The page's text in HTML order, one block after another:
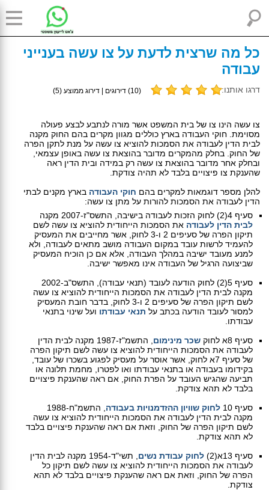
כל מה שרצית לדעת על צו עשה בענייני
עבודה
דרגו אותנו: (
10) דירוגים | דירוג ממוצע (5
)
צו עשה הינו צו של בית המשפט אשר מורה לנתבע לבצע פעולה
מסוימת. חוקי העבודה בארץ כוללים מגוון מקרים בהם החוק מקנה
לבית הדין לעבודה את הסמכות להוציא צו עשה על מנת לתקן הפרה
של החוק. בחלק מהמקרים מדובר בהוצאת צו עשה באופן עצמאי,
ובחלק אחר מדובר בהוצאת צו עשה רק במידה ובית הדין ראה
שהענקת צו פיצויים בלבד לא תהיה צודקת.
להלן מספר דוגמאות למקרים בהם חוקי העבודה בארץ מקנים לבתי
הדין לעבודה את הסמכות להורות על מתן צו עשה:
סעיף 4(2) לחוק הזכות לעבודה בישיבה, התשס"ז-2007 מקנה
לבית הדין לעבודה את הסמכות הייחודית להוציא צו עשה לשם
תיקון הפרה של סעיפים 2 ו-3 לחוק, אשר מחייבים את המעסיק
להעמיד לרשות עובד במקום העבודה מושב מתאים לעבודה, ולא
למנע מעובד ישיבה במהלך העבודה, אלא אם כן הוכיח המעסיק
שביצועה הרגיל של העבודה אינו מאפשר ישיבה.
סעיף 5(2) לחוק הודעה לעובד (תנאי עבודה), התשס"ב-2002
מקנה לבית הדין לעבודה את הסמכות הייחודית להוציא צו עשה
לשם תיקון הפרה של סעיפים 2 ו-3 לחוק, בדבר חובת המעסיק
למסור לעובד הודעה בכתב על תנאי עבודתו ועל שינוי בתנאי
עבודתו.
סעיף 8א לחוק
שכר מינימום
, התשמ"ז-1987 מקנה לבית הדין
לעבודה את הסמכות הייחודית להוציא צו עשה לשם תיקון הפרה
של סעיף 7א לחוק, אשר אוסר על מעסיק לפגוע בשכרו של עובד,
בקידומו בעבודה או בתנאי עבודתו ואו לפטרו, מחמת תלונה או
תביעה שהגיש העובד על הפרת החוק, אם ראה שהענקת פיצויים
בלבד לא תהא צודקת.
סעיף 10
לחוק שוויון ההזדמנויות בעבודה
, התשמ"ח-1988
מקנה לבית הדין לעבודה את הסמכות הייחודית להוציא צו עשה
לשם תיקון הפרה של החוק, וזאת אם ראה שהענקת פיצויים בלבד
לא תהא צודקת.
סעיף 13א(2)
לחוק עבודת נשים
, תשי"ד-1954 מקנה לבית הדין
לעבודה את הסמכות הייחודית להוציא צו עשה לשם תיקון כל
הפרה של החוק, וזאת אם ראה שהענקת פיצויים בלבד לא תהא
צודקת.